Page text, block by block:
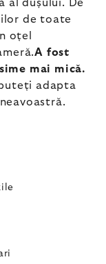
al dușului. De
de toate
oțel
A fost
mai mică.
adapta